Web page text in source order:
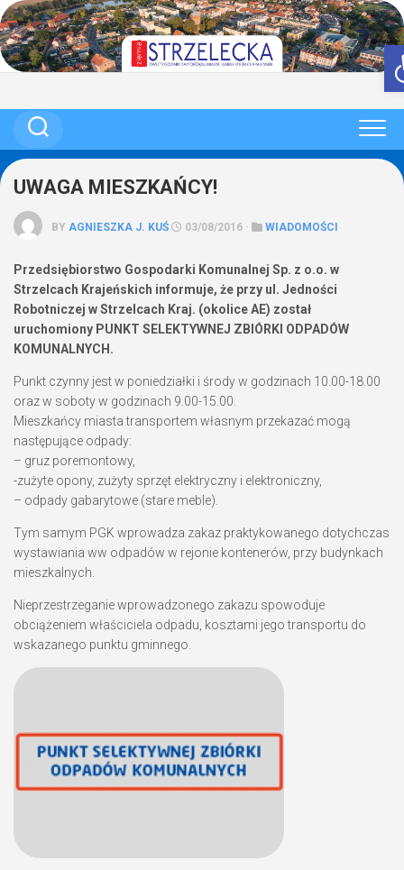
Skip
to
content
UWAGA MIESZKAŃCY!
BY AGNIESZKA J. KUŚ 03/08/2016 · WIADOMOŚCI
Przedsiębiorstwo Gospodarki Komunalnej Sp. z o.o. w
Strzelcach Krajeńskich informuje, że przy ul. Jedności
Robotniczej w Strzelcach Kraj. (okolice AE) został
uruchomiony PUNKT SELEKTYWNEJ ZBIÓRKI ODPADÓW
KOMUNALNYCH.
Punkt czynny jest w poniedziałki i środy w godzinach 10.00-18.00
oraz w soboty w godzinach 9.00-15.00.
Mieszkańcy miasta transportem własnym przekazać mogą
następujące odpady:
– gruz poremontowy,
-zużyte opony, zużyty sprzęt elektryczny i elektroniczny,
– odpady gabarytowe (stare meble).
Tym samym PGK wprowadza zakaz praktykowanego dotychczas
wystawiania ww odpadów w rejonie kontenerów, przy budynkach
mieszkalnych.
Nieprzestrzeganie wprowadzonego zakazu spowoduje
obciążeniem właściciela odpadu, kosztami jego transportu do
wskazanego punktu gminnego.